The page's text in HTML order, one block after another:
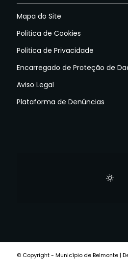
Mapa do Site
Politica de Cookies
Politica de Privacidade
Encarregado de Proteção de
Aviso Legal
Plataforma de Denúncias
© Copyright - Município de Belmonte |